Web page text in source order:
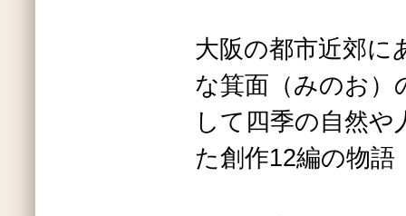
大阪の都市近郊に
な箕面（みのお）
して四季の自然
た創作12編の物語